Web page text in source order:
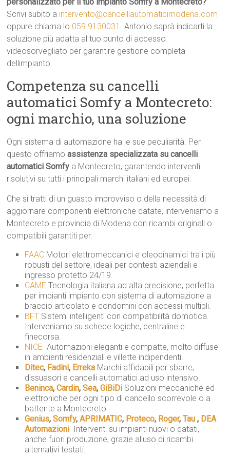
Scrivi subito a intervento@cancelliautomaticimodena.com
oppure chiama lo 059 9130031 . Antonio saprà indicarti la
soluzione più adatta al tuo punto di accesso
videosorvegliato per garantire gestione completa
dellimpianto.
Competenza su cancelli
automatici Somfy a Montecreto:
ogni marchio, una soluzione
Ogni sistema di automazione ha le sue peculiarità. Per
questo offriamoassistenza specializzata su cancelli
automatici Somfy a Montecreto, garantendo interventi
risolutivi su tutti i principali marchi italiani ed europei.
Che si tratti di un guasto improvviso o della necessità di
aggiornare componenti elettroniche datate, interveniamo a
Montecreto e provincia di Modena con ricambi originali o
compatibili garantiti per:
FAAC  Motori elettromeccanici e oleodinamici tra i più
robusti del settore, ideali per contesti aziendali e
ingresso protetto 24/19.
CAME  Tecnologia italiana ad alta precisione, perfetta
per impianti impianto con sistema di automazione a
braccio articolato e condomini con accessi multipli.
BFT  Sistemi intelligenti con compatibilità domotica.
Interveniamo su schede logiche, centraline e
finecorsa.
NICE  Automazioni eleganti e compatte, molto diffuse
in ambienti residenziali e villette indipendenti.
Ditec, Fadini, Erreka  Marchi affidabili per sbarre,
dissuasori e cancelli automatici ad uso intensivo.
Beninca,Cardin,Sea,GiBiDi  Soluzioni meccaniche ed
elettroniche per ogni tipo di cancello scorrevole o a
battente a Montecreto.
Genius,Somfy,APRIMATIC, Proteco, Roger,Tau , DEA
Automazioni
 Interventi su impianti nuovi o datati,
anche fuori produzione, grazie alluso di ricambi
alternativi testati.